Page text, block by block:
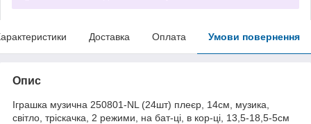
Доставка Оплата Умови повернення
Опис
Іграшка музична 250801-NL (24шт) плеєр, 14см, музика,
світло, тріскачка, 2 режими, на бат-ці, в кор-ці, 13,5-18,5-5см